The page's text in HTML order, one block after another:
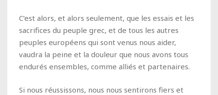
C’est alors, et alors seulement, que les essais et les
sacrifices du peuple grec, et de tous les autres
peuples européens qui sont venus nous aider,
vaudra la peine et la douleur que nous avons tous
endurés ensembles, comme alliés et partenaires.
Si nous réussissons, nous nous sentirons fiers et